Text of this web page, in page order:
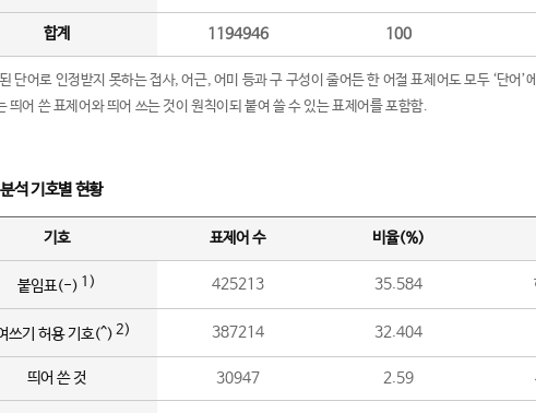
합계 1194946 100
단어로 인정받지 못하는 접사, 어근, 어미 등과 구 구성이 줄어든 한 어절 표제어도 모두 ‘단어’
띄어 쓴 표제어와 띄어 쓰는 것이 원칙이되 붙여 쓸 수 있는 표제어를 포함함.
석 기호별 현황
기호 표제어 수 비율(%)
붙임표(-) 1) 425213 35.584
쓰기 허용 기호(^) 2) 387214 32.404
띄어 쓴 것 30947 2.59